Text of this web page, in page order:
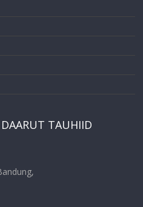
DAARUT TAUHIID